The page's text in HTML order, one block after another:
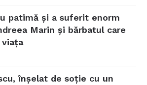
patimă și a suferit enorm
Marin și bărbatul care
înșelat de soție cu un